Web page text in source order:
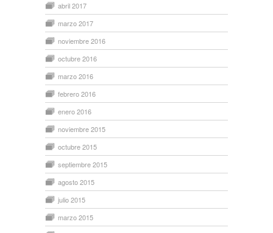
abril 2017
marzo 2017
noviembre 2016
octubre 2016
marzo 2016
febrero 2016
enero 2016
noviembre 2015
octubre 2015
septiembre 2015
agosto 2015
julio 2015
marzo 2015